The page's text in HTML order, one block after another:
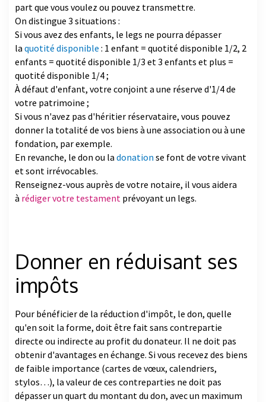
part que vous voulez ou pouvez transmettre.
On distingue 3 situations :
Si vous avez des enfants, le legs ne pourra dépasser
la quotité disponible : 1 enfant = quotité disponible 1/2, 2
enfants = quotité disponible 1/3 et 3 enfants et plus =
quotité disponible 1/4 ;
À défaut d'enfant, votre conjoint a une réserve d'1/4 de
votre patrimoine ;
Si vous n'avez pas d'héritier réservataire, vous pouvez
donner la totalité de vos biens à une association ou à une
fondation, par exemple.
En revanche, le don ou la donation se font de votre vivant
et sont irrévocables.
Renseignez-vous auprès de votre notaire, il vous aidera
à rédiger votre testament prévoyant un legs.
Donner en réduisant ses
impôts
Pour bénéficier de la réduction d'impôt, le don, quelle
qu'en soit la forme, doit être fait sans contrepartie
directe ou indirecte au profit du donateur. Il ne doit pas
obtenir d'avantages en échange. Si vous recevez des biens
de faible importance (cartes de vœux, calendriers,
stylos…), la valeur de ces contreparties ne doit pas
dépasser un quart du montant du don, avec un maximum